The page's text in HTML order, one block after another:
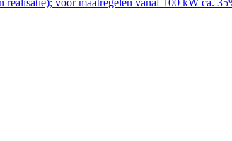
realisatie); voor maatregelen vanaf 100 kW ca.